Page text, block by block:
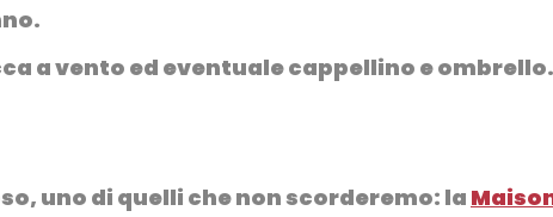
a vento ed eventuale cappellino e ombrello.
uno di quelli che non scorderemo: la